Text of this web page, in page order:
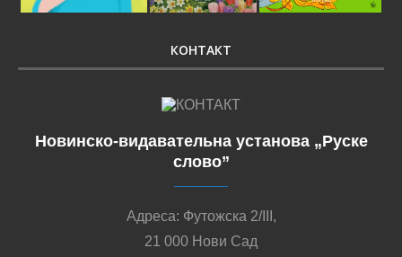
КОНТАКТ
Новинско-видавательна установа „Руске
слово”
Адреса: Футожска 2/III,
21 000 Нови Сад